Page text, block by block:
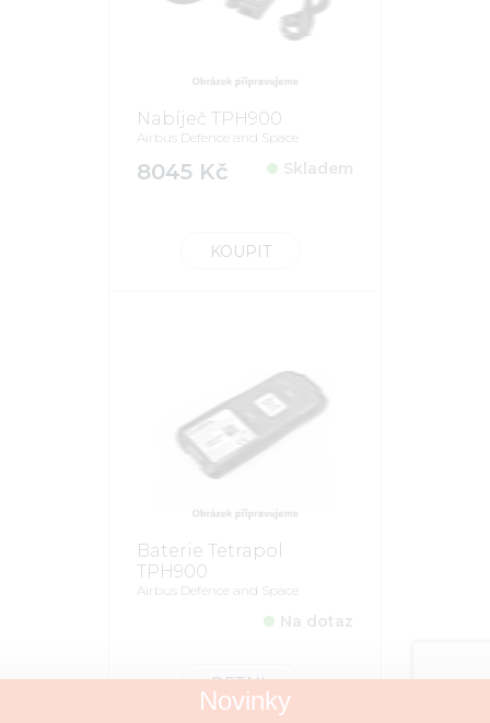
Nabíječ TPH900
Airbus Defence and Space
8045 Kč Skladem
KOUPIT
Baterie Tetrapol
TPH900
Airbus Defence and Space
Na dotaz
DETAIL
Novinky